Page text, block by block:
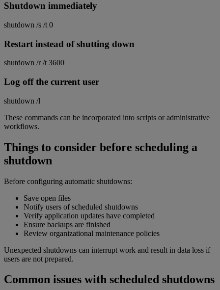
Shutdown immediately
shutdown /s /t 0
Restart instead of shutting down
shutdown /r /t 3600
Log off the current user
shutdown /l
These commands can be incorporated into scripts or administrative
workflows.
Things to consider before scheduling a
shutdown
Before configuring automatic shutdowns:
Save open files
Notify users of scheduled shutdowns
Verify application updates have completed
Ensure backups are finished
Review organizational maintenance policies
Unexpected shutdowns can interrupt work and result in data loss if
users are not prepared.
Common issues with scheduled shutdowns